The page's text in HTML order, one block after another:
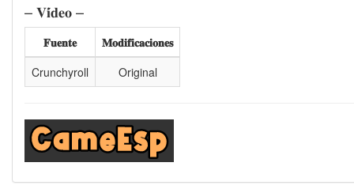
– 𝐕𝐢́𝐝𝐞𝐨 –
𝐅𝐮𝐞𝐧𝐭𝐞
𝐌𝐨𝐝𝐢𝐟𝐢𝐜𝐚𝐜𝐢𝐨𝐧𝐞𝐬
Crunchyroll
Original